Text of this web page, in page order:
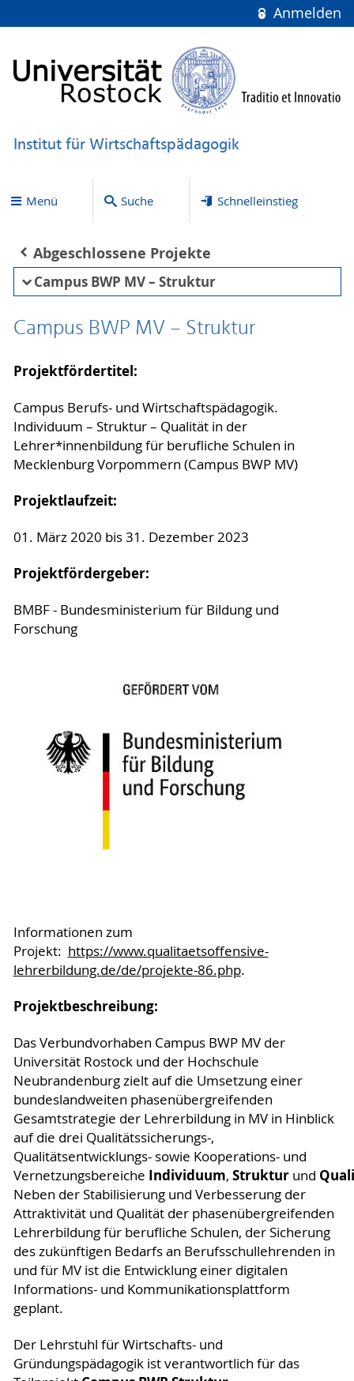
Anmelden
Institut für Wirtschaftspädagogik
Menü Suche Schnelleinstieg
Abgeschlossene Projekte
Campus BWP MV – Struktur
Campus BWP MV – Struktur
Projektfördertitel:
Campus Berufs- und Wirtschaftspädagogik.
Individuum – Struktur – Qualität in der
Lehrer*innenbildung für berufliche Schulen in
Mecklenburg Vorpommern (Campus BWP MV)
Projektlaufzeit:
01. März 2020 bis 31. Dezember 2023
Projektfördergeber:
BMBF - Bundesministerium für Bildung und
Forschung
Informationen zum
Projekt: https://www.qualitaetsoffensive-
lehrerbildung.de/de/projekte-86.php.
Projektbeschreibung:
Das Verbundvorhaben Campus BWP MV der
Universität Rostock und der Hochschule
Neubrandenburg zielt auf die Umsetzung einer
bundeslandweiten phasenübergreifenden
Gesamtstrategie der Lehrerbildung in MV in Hinblick
auf die drei Qualitätssicherungs-,
Qualitätsentwicklungs- sowie Kooperations- und
Vernetzungsbereiche Individuum, Strukturund
Neben der Stabilisierung und Verbesserung der
Attraktivität und Qualität der phasenübergreifenden
Lehrerbildung für berufliche Schulen, der Sicherung
des zukünftigen Bedarfs an Berufsschullehrenden in
und für MV ist die Entwicklung einer digitalen
Informations- und Kommunikationsplattform
geplant.
Der Lehrstuhl für Wirtschafts- und
Gründungspädagogik ist verantwortlich für das